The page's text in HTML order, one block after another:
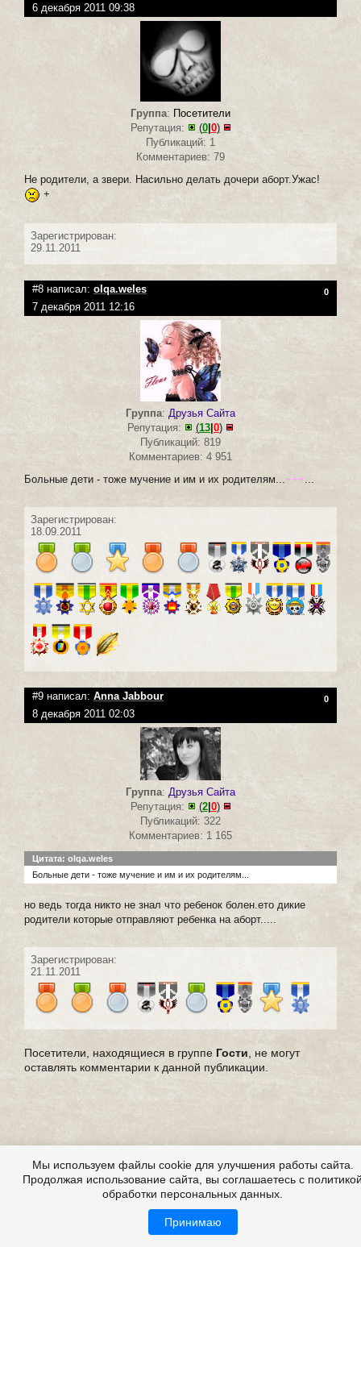
6 декабря 2011 09:38
Группа: Посетители
Репутация:
(0|0)
Публикаций: 1
Комментариев: 79
Не родители, а звери. Насильно делать дочери аборт.Ужас!
+
Зарегистрирован:
29.11.2011
#8 написал: olqa.weles 0
7 декабря 2011 12:16
Группа: Друзья Сайта
Репутация:
(13 0)
Публикаций: 819
Комментариев: 4 951
Больные дети - тоже мучение и им и их родителям... +++
Зарегистрирован:
18.09.2011
#9 написал: Anna Jabbour 0
8 декабря 2011 02:03
Группа: Друзья Сайта
Репутация:
(2| 0)
Публикаций: 322
Комментариев: 1 165
Цитата: olqa.weles
Больные дети - тоже мучение и им и их родителям...
но ведь тогда никто не знал что ребенок болен.ето дикие
родители которые отправляют ребенка на аборт.....
Зарегистрирован:
21.11.2011
Посетители, находящиеся в группе Гости, не могут
оставлять комментарии к данной публикации.
Мы используем файлы cookie для улучшения работы сайта.
Продолжая использование сайта, вы соглашаетесь с
обработки персональных данных.
Принимаю